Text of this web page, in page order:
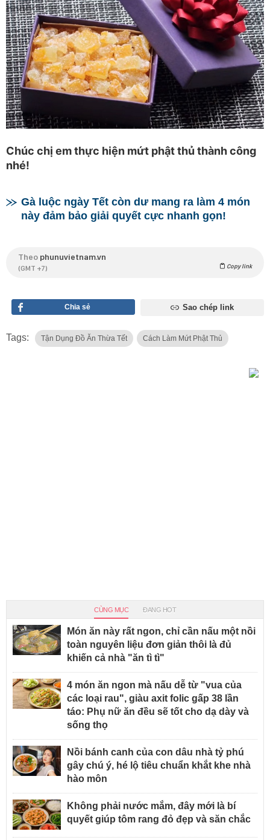
Chúc chị em thực hiện mứt phật thủ thành công
nhé!
Gà luộc ngày Tết còn dư mang ra làm 4 món
này đảm bảo giải quyết cực nhanh gọn!
Theo phunuvietnam.vn
(GMT +7) Copy link
Chia sẻ Sao chép link
Tags: Tận Dụng Đồ Ăn Thừa Tết Cách Làm Mứt Phật Thủ
CÙNG MỤC ĐANG HOT
Món ăn này rất ngon, chỉ cần nấu một nồi
toàn nguyên liệu đơn giản thôi là đủ
khiến cả nhà "ăn tì tì"
4 món ăn ngon mà nấu dễ từ "vua của
các loại rau", giàu axit folic gấp 38 lần
táo: Phụ nữ ăn đều sẽ tốt cho dạ dày và
sống thọ
Nồi bánh canh của con dâu nhà tỷ phú
gây chú ý, hé lộ tiêu chuẩn khắt khe nhà
hào môn
Không phải nước mắm, đây mới là bí
quyết giúp tôm rang đỏ đẹp và săn chắc